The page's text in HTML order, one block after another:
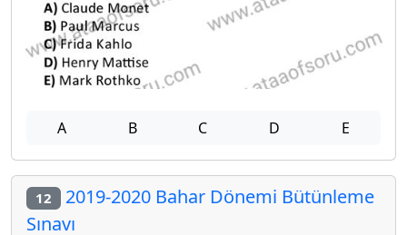
A B C D E
12 2019-2020 Bahar Dönemi Bütünleme
Sınavı